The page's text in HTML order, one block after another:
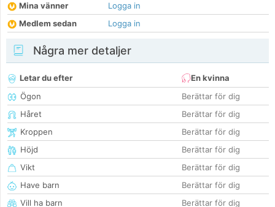
Mina vänner
Logga in
Medlem sedan
Logga in
Några mer detaljer
Letar du efter
En kvinna
Ögon
Berättar för dig
Håret
Berättar för dig
Kroppen
Berättar för dig
Höjd
Berättar för dig
Vikt
Berättar för dig
Have barn
Berättar för dig
Vill ha barn
Berättar för dig